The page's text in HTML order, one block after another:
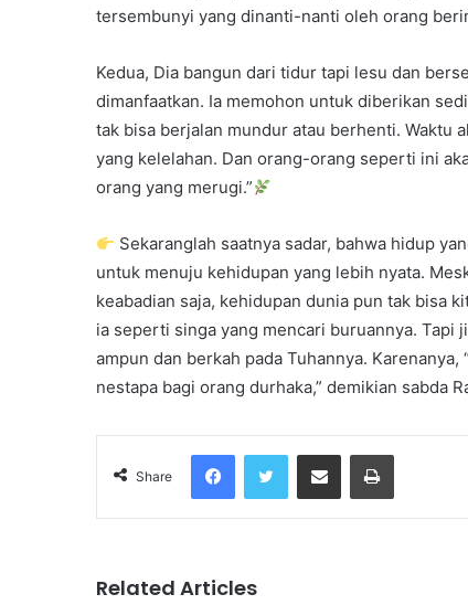
tersembunyi yang dinanti-nanti oleh orang
Kedua, Dia bangun dari tidur tapi lesu dan
dimanfaatkan. Ia memohon untuk diberikan
tak bisa berjalan mundur atau berhenti. Waktu
yang kelelahan. Dan orang-orang seperti ini
orang yang merugi.”
Sekaranglah saatnya sadar, bahwa hidup
untuk menuju kehidupan yang lebih nyata.
keabadian saja, kehidupan dunia pun tak bisa
ia seperti singa yang mencari buruannya. Tapi
ampun dan berkah pada Tuhannya.
nestapa bagi orang durhaka,” demikian sabda
Share
Related Articles